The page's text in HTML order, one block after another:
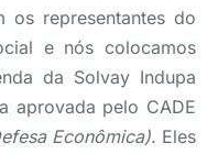
os representantes do
e nós colocamos
da Solvay Indupa
aprovada pelo CADE
Econômica). Eles